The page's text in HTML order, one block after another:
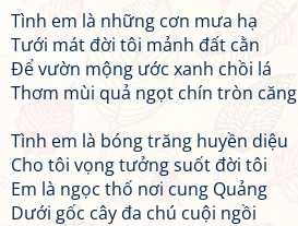
Tình em là những cơn mưa hạ
Tưới mát đời tôi mảnh đất cằn
Để vườn mộng ước xanh chồi lá
Thơm mùi quả ngọt chín tròn căng
Tình em là bóng trăng huyền diệu
Cho tôi vọng tưởng suốt đời tôi
Em là ngọc thố nơi cung Quảng
Dưới gốc cây đa chú cuội ngồi